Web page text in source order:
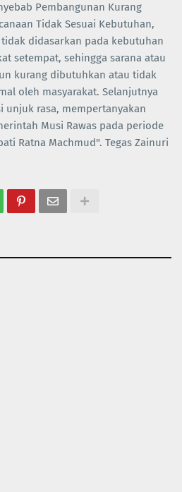
Pembangunan Kurang
Tidak Sesuai Kebutuhan,
didasarkan pada kebutuhan
setempat, sehingga sarana atau
kurang dibutuhkan atau tidak
oleh masyarakat. Selanjutnya
unjuk rasa, mempertanyakan
Musi Rawas pada periode
Ratna Machmud". Tegas Zainuri